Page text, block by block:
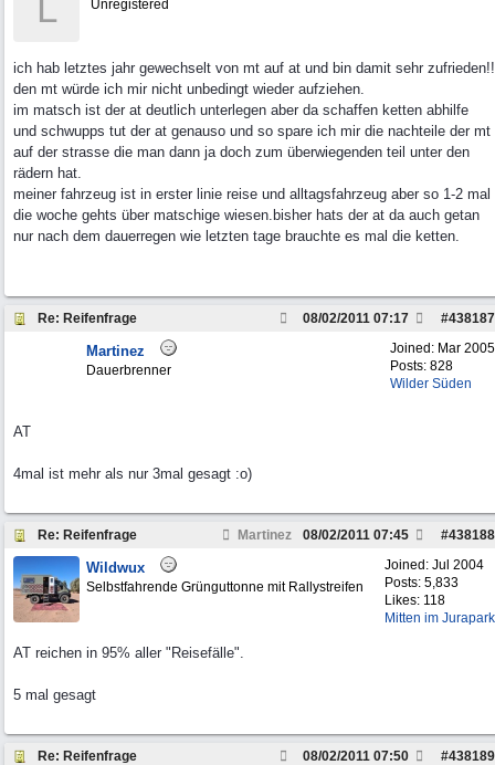
Unregistered
ich hab letztes jahr gewechselt von mt auf at und bin damit sehr zufrieden!!
den mt würde ich mir nicht unbedingt wieder aufziehen.
im matsch ist der at deutlich unterlegen aber da schaffen ketten abhilfe
und schwupps tut der at genauso und so spare ich mir die nachteile der mt
auf der strasse die man dann ja doch zum überwiegenden teil unter den
rädern hat.
meiner fahrzeug ist in erster linie reise und alltagsfahrzeug aber so 1-2 mal
die woche gehts über matschige wiesen.bisher hats der at da auch getan
nur nach dem dauerregen wie letzten tage brauchte es mal die ketten.
Re: Reifenfrage #438187
08/02/2011 07:17
Joined: Mar 2005
Posts: 828
Wilder Süden
Martinez
Dauerbrenner
AT
4mal ist mehr als nur 3mal gesagt :o)
Re: Reifenfrage Martinez #438188
08/02/2011 07:45
Joined: Jul 2004
Posts: 5,833
Likes: 118
Mitten im Jurapark
Wildwux
Selbstfahrende Grünguttonne mit Rallystreifen
AT reichen in 95% aller "Reisefälle".
5 mal gesagt
Re: Reifenfrage #438189
08/02/2011 07:50